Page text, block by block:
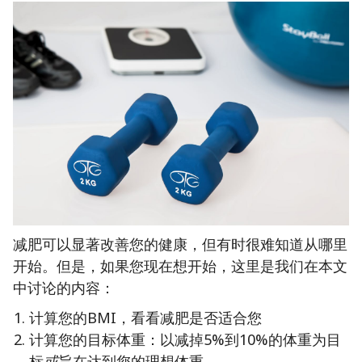
减肥可以显著改善您的健康，但有时很难知道从哪里
开始。但是，如果您现在想开始，这里是我们在本文
中讨论的内容：
计算您的BMI，看看减肥是否适合您
计算您的目标体重：以减掉5%到10%的体重为目